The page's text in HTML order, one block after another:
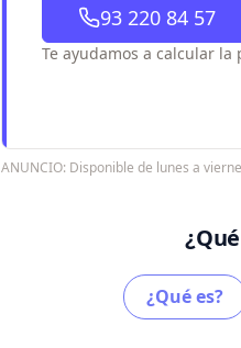
93 220 84 57
Te ayudamos a calcular
ANUNCIO: Disponible de lunes a
¿Qué es?